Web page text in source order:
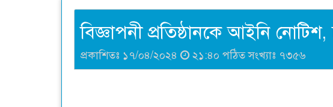
বিজ্ঞাপনী প্রতিষ্ঠানকে আইনি নোটিশ,
প্রকাশিতঃ ১৭/০৪/২০২৪ ২১:৪০ পঠিত সংখ্যাঃ ৭৩৫৬